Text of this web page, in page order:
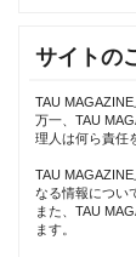
サイトの
TAU
万一、TAU
理人は何ら責任
TAU
なる情報につい
また、TAU
ます。